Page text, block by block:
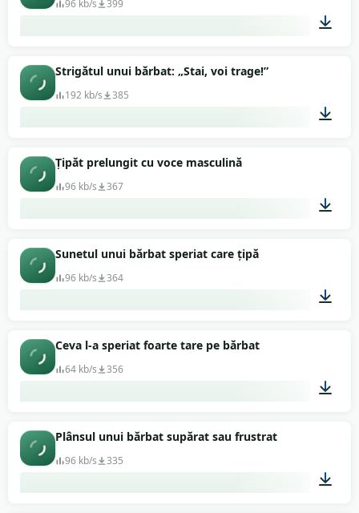
96 kb/s 399
Strigătul unui bărbat: „Stai, voi trage!”
192 kb/s 385
Țipăt prelungit cu voce masculină
96 kb/s 367
Sunetul unui bărbat speriat care țipă
96 kb/s 364
Ceva l-a speriat foarte tare pe bărbat
64 kb/s 356
Plânsul unui bărbat supărat sau frustrat
96 kb/s 335